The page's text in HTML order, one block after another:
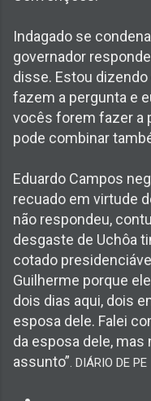
Indagado se
governador
disse. Estou
fazem a pergunta e
vocês forem fazer a
pode combinar
Eduardo Campos
recuado em virtude
não respondeu,
desgaste de Uchôa
cotado
Guilherme porque
dois dias aqui, dois
esposa dele. Falei
da esposa dele,
assunto” . DIÁRIO DE PE